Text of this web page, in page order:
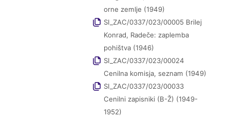
orne zemlje (1949)
SI_ZAC/0337/023/00005 Brilej
Konrad, Radeče: zaplemba
pohištva (1946)
SI_ZAC/0337/023/00024
Cenilna komisja, seznam (1949)
SI_ZAC/0337/023/00033
Cenilni zapisniki (B-Ž) (1949-
1952)